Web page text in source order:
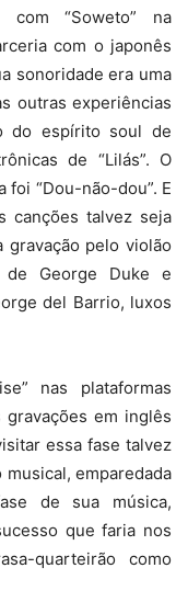
com “Soweto” na
com o japonês
sonoridade era uma
outras experiências
do espírito soul de
de “Lilás”. O
“Dou-não-dou”. E
canções talvez seja
gravação pelo violão
George Duke e
del Barrio, luxos
nas plataformas
em inglês
essa fase talvez
emparedada
de sua música,
que faria nos
quarteirão como